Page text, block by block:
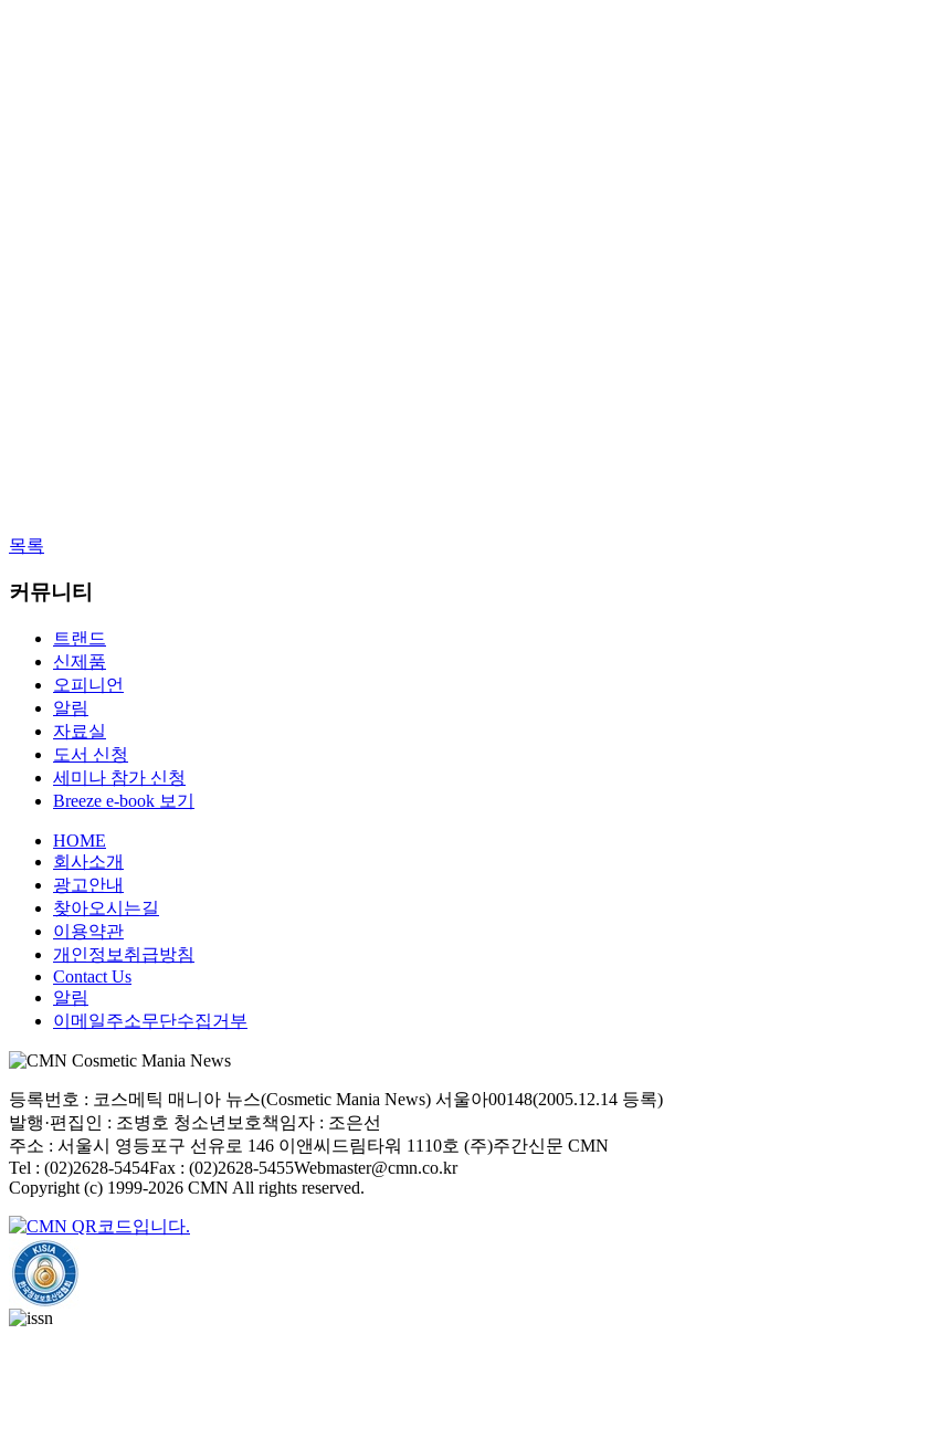
목록
커뮤니티
트랜드
신제품
오피니언
알림
자료실
도서 신청
세미나 참가 신청
Breeze e-book 보기
HOME
회사소개
광고안내
찾아오시는길
이용약관
개인정보취급방침
Contact Us
알림
이메일주소무단수집거부
등록번호 : 코스메틱 매니아 뉴스(Cosmetic Mania News) 서울아00148(2005.12.14 등록)
발행·편집인 : 조병호 청소년보호책임자 : 조은선
주소 : 서울시 영등포구 선유로 146 이앤씨드림타워 1110호 (주)주간신문 CMN
Tel : (02)2628-5454Fax : (02)2628-5455Webmaster@cmn.co.kr
Copyright (c) 1999-2026 CMN All rights reserved.